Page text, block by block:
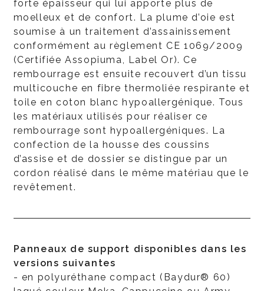
forte épaisseur qui lui apporte plus de
moelleux et de confort. La plume d’oie est
soumise à un traitement d’assainissement
conformément au règlement CE 1069/2009
(Certifiée Assopiuma, Label Or). Ce
rembourrage est ensuite recouvert d’un tissu
multicouche en fibre thermoliée respirante et
toile en coton blanc hypoallergénique. Tous
les matériaux utilisés pour réaliser ce
rembourrage sont hypoallergéniques. La
confection de la housse des coussins
d’assise et de dossier se distingue par un
cordon réalisé dans le même matériau que le
revêtement.
Panneaux de support disponibles dans les
versions suivantes
- en polyuréthane compact (Baydur® 60)